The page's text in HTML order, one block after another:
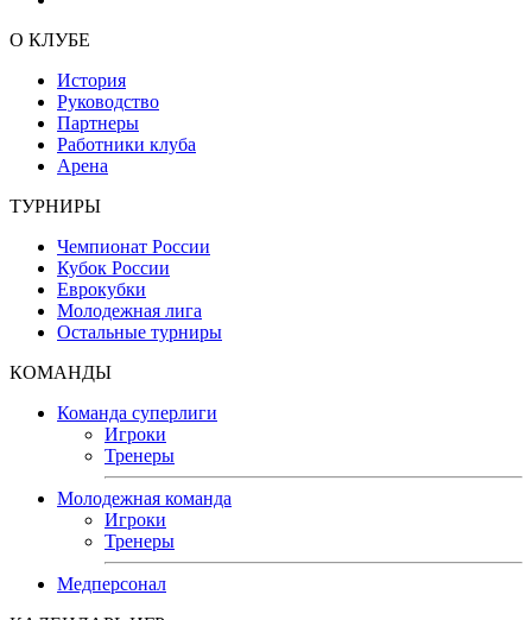
О КЛУБЕ
История
Руководство
Партнеры
Работники клуба
Арена
ТУРНИРЫ
Чемпионат России
Кубок России
Еврокубки
Молодежная лига
Остальные турниры
КОМАНДЫ
Команда суперлиги
Игроки
Тренеры
Молодежная команда
Игроки
Тренеры
Медперсонал